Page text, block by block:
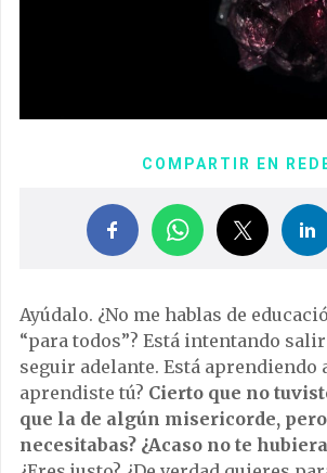
COMPARTIR EN
Ayúdalo. ¿No me hablas de
“para todos”? Está intentando
seguir adelante. Está aprendiendo
aprendiste tú? Cierto que no
que la de algún misericorde,
necesitabas? ¿Acaso no te